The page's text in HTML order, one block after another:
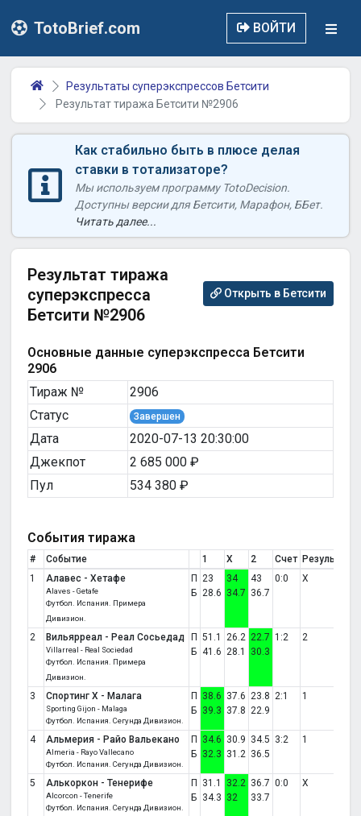
TotoBrief.com ВОЙТИ
Результаты суперэкспрессов Бетсити
Результат тиража Бетсити №2906
Как стабильно быть в плюсе делая
ставки в тотализаторе?
Мы используем программу TotoDecision.
Доступны версии для Бетсити, Марафон, ББет.
Читать далее...
Результат тиража
суперэкспресса
Бетсити №2906
Открыть в Бетсити
Основные данные суперэкспресса Бетсити
2906
Тираж №
2906
Статус
Завершен
Дата
2020-07-13 20:30:00
Джекпот
2 685 000 ₽
Пул
534 380 ₽
События тиража
# Событие 1 X 2 Счет Результат
1
Алавес - Хетафе
Alaves - Getafe
Футбол. Испания. Примера
Дивизион.
П
Б
23
28.6
34
34.7
43
36.7
0:0 X
2 Вильярреал - Реал Сосьедад
Villarreal - Real Sociedad
Футбол. Испания. Примера
Дивизион.
П
Б
51.1
41.6
26.2
28.1
22.7
30.3
1:2 2
3 Спортинг Х - Малага
Sporting Gijon - Malaga
Футбол. Испания. Сегунда Дивизион.
П
Б
38.6
39.3
37.6
37.8
23.8
22.9
2:1 1
4 Альмерия - Райо Вальекано
Almeria - Rayo Vallecano
Футбол. Испания. Сегунда Дивизион.
П
Б
34.6
32.3
30.9
31.2
34.5
36.5
3:2 1
5 Алькоркон - Тенерифе
Alcorcon - Tenerife
Футбол. Испания. Сегунда Дивизион.
П
Б
31.1
34.3
32.2
32
36.7
33.7
0:0 X